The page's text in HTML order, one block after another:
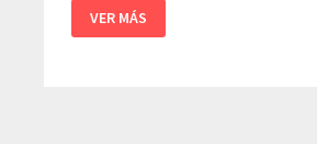
TERCER
HOMBRE
VER MÁS